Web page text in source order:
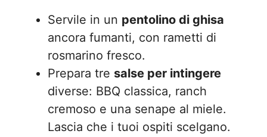
Servile in un pentolino di ghisa
ancora fumanti, con rametti di
rosmarino fresco.
Prepara tre salse per intingere
diverse: BBQ classica, ranch
cremoso e una senape al miele.
Lascia che i tuoi ospiti scelgano.